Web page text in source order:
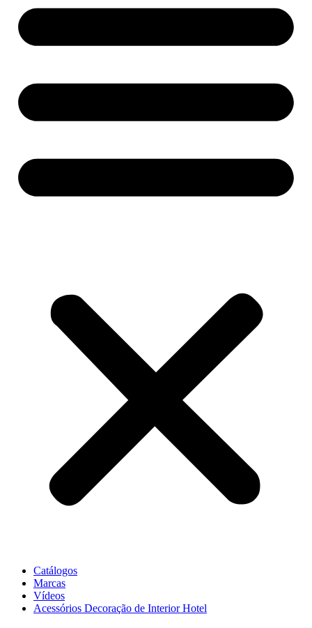
Catálogos
Marcas
Vídeos
Acessórios Decoração de Interior Hotel